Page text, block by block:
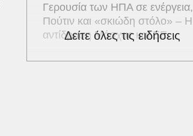
Γερουσία των ΗΠΑ σε ενέργεια,
Πούτιν και «σκιώδη στόλο» – Η
αντίδραση Μόσχας και ΕΕ
Δείτε όλες τις ειδήσεις